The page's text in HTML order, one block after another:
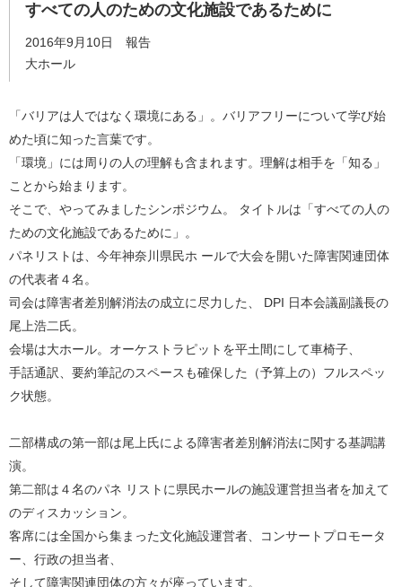
すべての人のための文化施設であるために
2016年9月10日 報告
大ホール
「バリアは人ではなく環境にある」。バリアフリーについて学び始
めた頃に知った言葉です。
「環境」には周りの人の理解も含まれます。理解は相手を「知る」
ことから始まります。
そこで、やってみましたシンポジウム。 タイトルは「すべての人の
ための文化施設であるために」。
パネリストは、今年神奈川県民ホ ールで大会を開いた障害関連団体
の代表者４名。
司会は障害者差別解消法の成立に尽力した、 DPI 日本会議副議長の
尾上浩二氏。
会場は大ホール。オーケストラピットを平土間にして車椅子、
手話通訳、要約筆記のスペースも確保した（予算上の）フルスペッ
ク状態。
二部構成の第一部は尾上氏による障害者差別解消法に関する基調講
演。
第二部は４名のパネ リストに県民ホールの施設運営担当者を加えて
のディスカッション。
客席には全国から集まった文化施設運営者、コンサートプロモータ
ー、行政の担当者、
そして障害関連団体の方々が座っています。